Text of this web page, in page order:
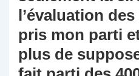
l’évaluation
pris mon parti
plus de